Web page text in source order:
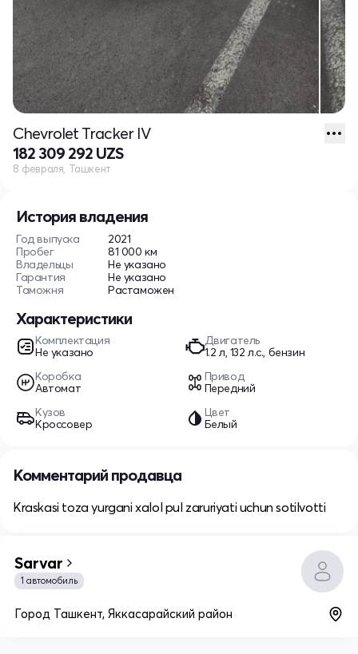
История владения
Год выпуска
2021
Пробег
81 000 км
Владельцы
Не указано
Гарантия
Не указано
Таможня
Растаможен
Характеристики
Комплектация
Не указано
Двигатель
1.2 л, 132 л.с., бензин
Коробка
Автомат
Привод
Передний
Кузов
Кроссовер
Цвет
Белый
Chevrolet Tracker IV
182 309 292 UZS
8 февраля, Ташкент
Комментарий продавца
Kraskasi toza yurgani xalol pul zaruriyati uchun sotilvotti
Sarvar
1 автомобиль
Город Ташкент, Яккасарайский район